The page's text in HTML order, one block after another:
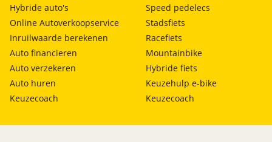
Hybride auto's
Online Autoverkoopservice
Inruilwaarde berekenen
Auto financieren
Auto verzekeren
Auto huren
Keuzecoach
Speed pedelecs
Stadsfiets
Racefiets
Mountainbike
Hybride fiets
Keuzehulp e-bike
Keuzecoach